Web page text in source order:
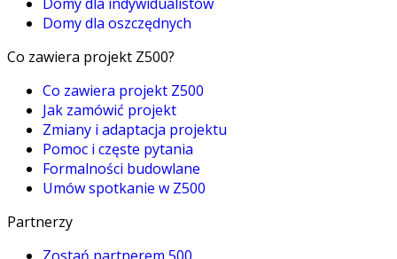
Domy dla oszczędnych
Co zawiera projekt Z500?
Co zawiera projekt Z500
Jak zamówić projekt
Zmiany i adaptacja projektu
Pomoc i częste pytania
Formalności budowlane
Umów spotkanie w Z500
Partnerzy
Zostań partnerem 500